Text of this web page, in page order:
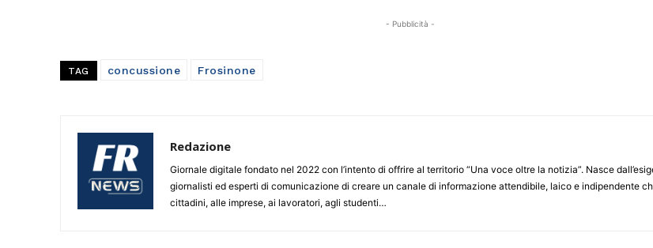
- Pubblicità -
TAG concussione Frosinone
Redazione
Giornale digitale fondato nel 2022 con l’intento di offrire al territorio “Una voce oltre la notizia”. Nasce
giornalisti ed esperti di comunicazione di creare un canale di informazione attendibile, laico e indipendente
cittadini, alle imprese, ai lavoratori, agli studenti…